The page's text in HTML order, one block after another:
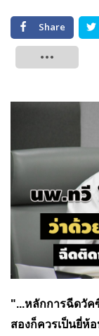
Share
"...หลักการฉีดวัค
สองก็ควรเป็นยี่ห้